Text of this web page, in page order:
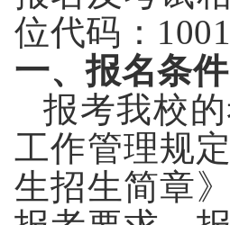
位代码：
一、报名条件
报考我校
工作管理规
生招生简章